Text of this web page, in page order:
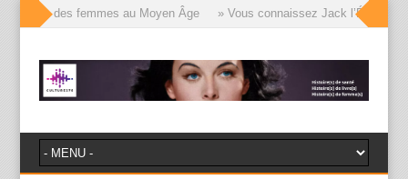
des femmes au Moyen Âge » Vous connaissez Jack